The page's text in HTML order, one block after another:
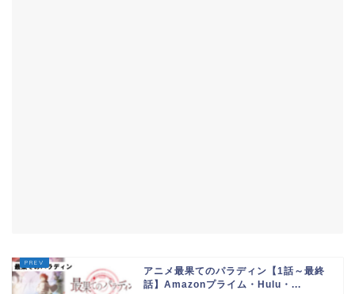
アニメ最果てのパラディン【1話～最終
話】Amazonプライム・Hulu・...